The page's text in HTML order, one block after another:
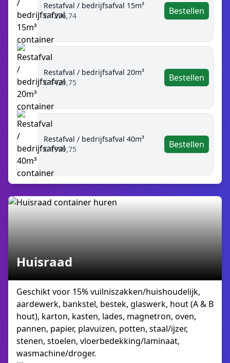
Restafval / bedrijfsafval 15m³
€ 1296,74
Bestellen
Restafval / bedrijfsafval 20m³
€ 1429,75
Bestellen
Restafval / bedrijfsafval 40m³
€ 1999,75
Bestellen
Huisraad
Geschikt voor 15% vuilniszakken/huishoudelijk,
aardewerk, bankstel, bestek, glaswerk, hout (A & B
hout), karton, kasten, lades, magnetron, oven,
pannen, papier, plavuizen, potten, staal/ijzer,
stenen, stoelen, vloerbedekking/laminaat,
wasmachine/droger.